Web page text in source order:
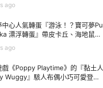
ago
中心人氣轉蛋『游泳！？寶可夢Pu
漂浮轉蛋』帶皮卡丘、海地鼠去
ago
戲《Poppy Playtime》的『黏土人
Wuggy』駭人布偶小巧可愛登